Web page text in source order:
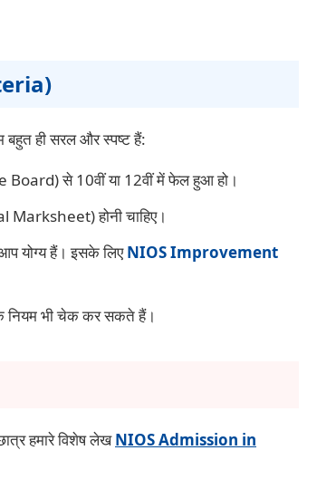
ही सरल और स्पष्ट हैं:
Board) से 10वीं या 12वीं में फेल हुआ हो।
Marksheet) होनी चाहिए।
योग्य हैं। इसके लिएNIOS Improvement
भी चेक कर सकते हैं।
हमारे विशेष लेखNIOS Admission in